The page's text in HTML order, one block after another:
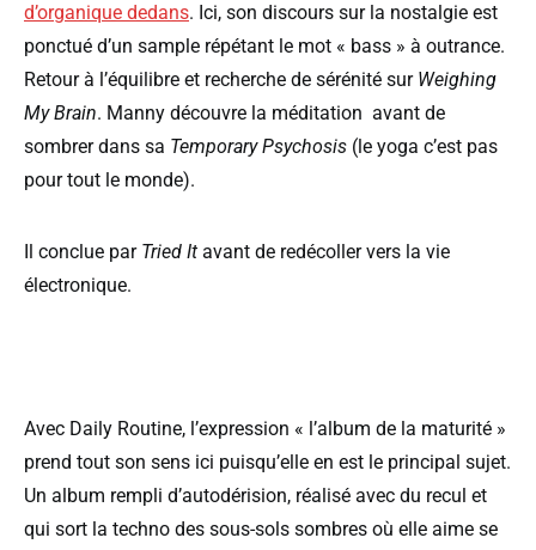
d’organique dedans. Ici, son discours sur la nostalgie est
ponctué d’un sample répétant le mot « bass » à outrance.
Retour à l’équilibre et recherche de sérénité sur Weighing
My Brain. Manny découvre la méditation avant de
sombrer dans sa Temporary Psychosis (le yoga c’est pas
pour tout le monde).
Il conclue par Tried It avant de redécoller vers la vie
électronique.
Avec Daily Routine, l’expression « l’album de la maturité »
prend tout son sens ici puisqu’elle en est le principal sujet.
Un album rempli d’autodérision, réalisé avec du recul et
qui sort la techno des sous-sols sombres où elle aime se